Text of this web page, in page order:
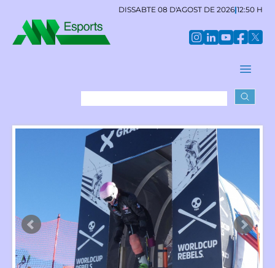
DISSABTE 08 D'AGOST DE 2026|12:50 H